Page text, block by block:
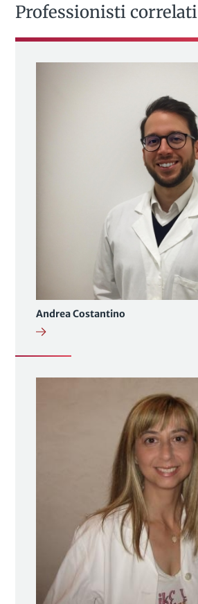
Professionisti correlati
Andrea Costantino